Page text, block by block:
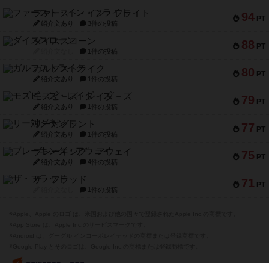
94 PT
ファースト・イン・フライト
紹介文あり 3件の投稿
88 PT
ダイススローン
1件の投稿
80 PT
ガルフストライク
紹介文あり 1件の投稿
79 PT
モズビ－ズ・レイダ－ズ
紹介文あり 1件の投稿
77 PT
リー対グラント
紹介文あり 1件の投稿
75 PT
ブレーキング・アウェイ
紹介文あり 4件の投稿
71 PT
ザ・フラッド
1件の投稿